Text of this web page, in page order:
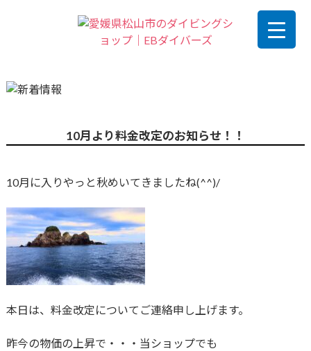
10月より料金改定のお知らせ！！
10月に入りやっと秋めいてきましたね(^^)/
本日は、料金改定についてご連絡申し上げます。
昨今の物価の上昇で・・・当ショップでも